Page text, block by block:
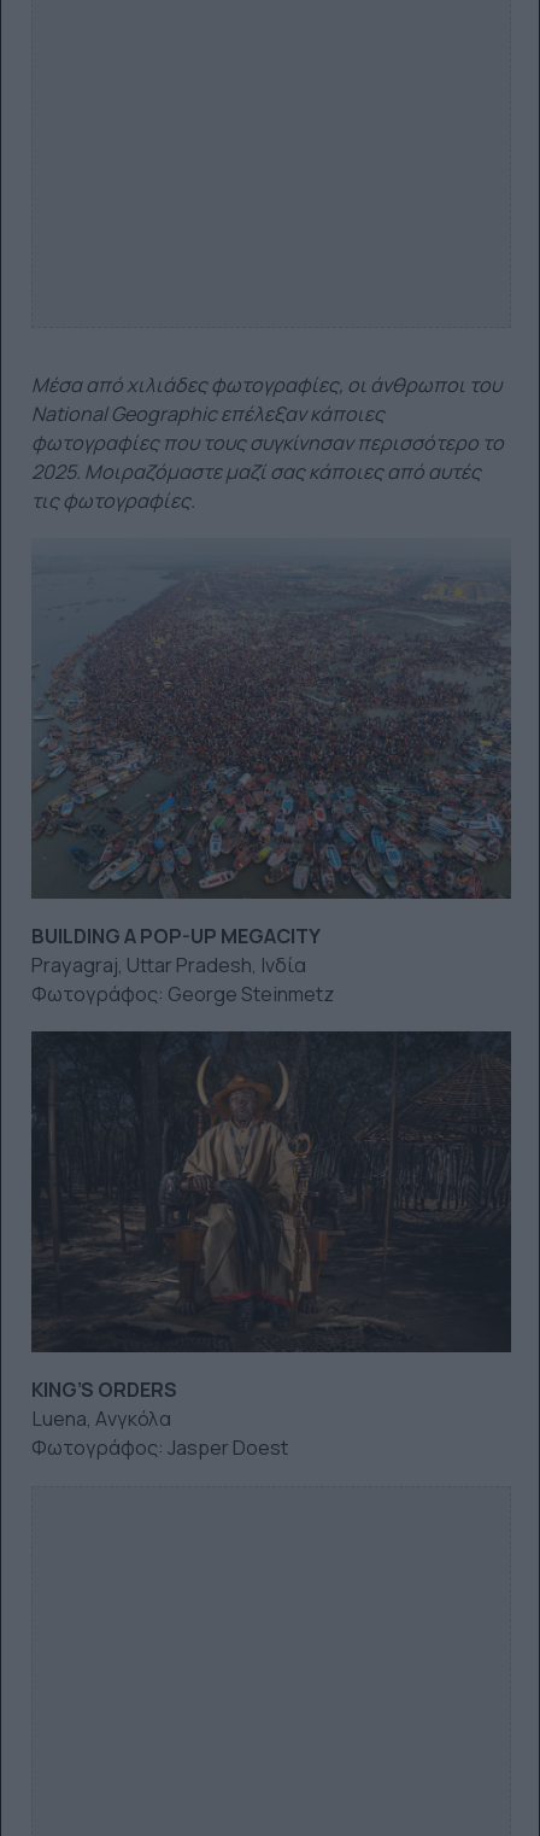
Μέσα από χιλιάδες φωτογραφίες, οι άνθρωποι του
National Geographic επέλεξαν κάποιες
φωτογραφίες που τους συγκίνησαν περισσότερο το
2025. Μοιραζόμαστε μαζί σας κάποιες από αυτές
τις φωτογραφίες.
BUILDING A POP-UP MEGACITY
Prayagraj, Uttar Pradesh, Ινδία
Φωτογράφος: George Steinmetz
KING’S ORDERS
Luena, Aνγκόλα
Φωτογράφος: Jasper Doest